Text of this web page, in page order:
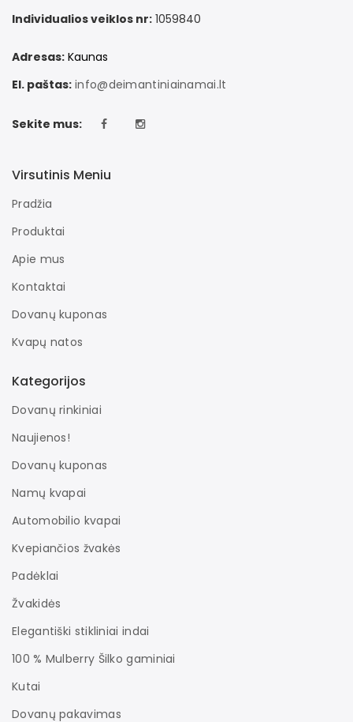
Individualios veiklos nr: 1059840
Adresas: Kaunas
El. paštas: info@deimantiniainamai.lt
Sekite mus:
Virsutinis Meniu
Pradžia
Produktai
Apie mus
Kontaktai
Dovanų kuponas
Kvapų natos
Kategorijos
Dovanų rinkiniai
Naujienos!
Dovanų kuponas
Namų kvapai
Automobilio kvapai
Kvepiančios žvakės
Padėklai
Žvakidės
Elegantiški stikliniai indai
100 % Mulberry Šilko gaminiai
Kutai
Dovanų pakavimas